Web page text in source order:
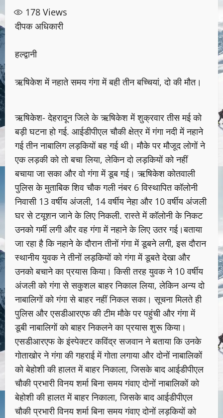
178 Views
दीपक अधिकारी
हल्द्वानी
ऋषिकेश में नहाते समय गंगा में बही तीन बच्चियां, दो की मौत।
ऋषिकेश- देहरादून जिले के ऋषिकेश में शुक्रवार तीस मई को
बड़ी घटना हो गई. आईडीपीएल चौकी क्षेत्र में गंगा नदी में नहाने
गई तीन नाबालिग लड़कियों बह गई थी। मौके पर मौजूद लोगों ने
एक लड़की को तो बचा लिया, लेकिन दो लड़कियों को नहीं
बचाया जा सका और वो गंगा में डूब गई। ऋषिकेश कोतवाली
पुलिस के मुताबिक शिव चौक गली नंबर 6 विस्थापित कॉलोनी
निवासी 13 वर्षीय अंजली, 14 वर्षीय नेहा और 10 वर्षीय अंजली
घर से टयूशन जाने के लिए निकली. रास्ते में कॉलोनी के निकट
उनको गर्मी लगी और वह गंगा में नहाने के लिए उतर गई।बताया
जा रहा है कि नहाने के दौरान तीनों गंगा में डूबने लगी, इस दौरान
स्थानीय युवक ने तीनों लड़कियों को गंगा में डूबते देखा और
उनको बचाने का प्रयास किया। किसी तरह युवक ने 10 वर्षीय
अंजली को गंगा से सकुशल बाहर निकाल लिया, लेकिन अन्य दो
नाबालिगों को गंगा से बाहर नहीं निकल सका। सूचना मिलते ही
पुलिस और एसडीआरएफ की टीम मौके पर पहुंची और गंगा में
डूबी नाबालिगों को बाहर निकलने का प्रयास शुरू किया।
एसडीआरएफ के इंस्पेक्टर कविंद्र सजवान ने बताया कि उनके
गोताखोर ने गंगा की गहराई में गोता लगाया और दोनों नाबालिकों
को बेहोशी की हालत में बाहर निकाला, जिसके बाद आईडीपीएल
चौकी प्रभारी विनय शर्मा बिना समय गंवाए दोनों नाबालिकों को
बेहोशी की हालत में बाहर निकाला, जिसके बाद आईडीपीएल
चौकी प्रभारी विनय शर्मा बिना समय गंवाए दोनों लड़कियों को